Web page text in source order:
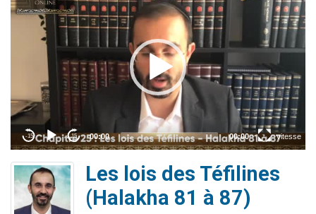
Les lois des Téfilines
(Halakha 81 à 87)